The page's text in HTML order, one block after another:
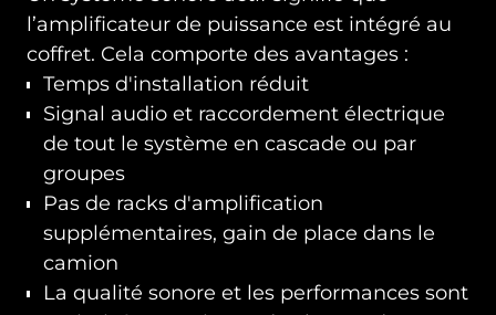
l’amplificateur de puissance est intégré au
coffret. Cela comporte des avantages :
Temps d'installation réduit
Signal audio et raccordement électrique
de tout le système en cascade ou par
groupes
Pas de racks d'amplification
supplémentaires, gain de place dans le
camion
La qualité sonore et les performances sont